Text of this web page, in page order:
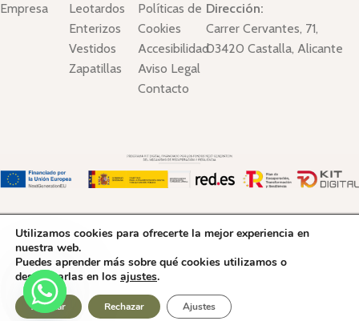
Empresa
Leotardos
Enterizos
Vestidos
Zapatillas
Políticas de
Cookies
Accesibilidad
Aviso Legal
Contacto
Dirección:
Carrer Cervantes, 71,
03420 Castalla, Alicante
Utilizamos cookies para ofrecerte la mejor experiencia en
nuestra web.
Puedes aprender más sobre qué cookies utilizamos o
desactivarlas en los ajustes.
Aceptar Rechazar Ajustes
0